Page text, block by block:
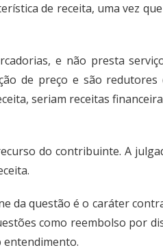
de receita, uma vez
e não presta
de preço e são
seriam receitas
do contribuinte. A
da questão é o caráter
como reembolso por
entendimento.